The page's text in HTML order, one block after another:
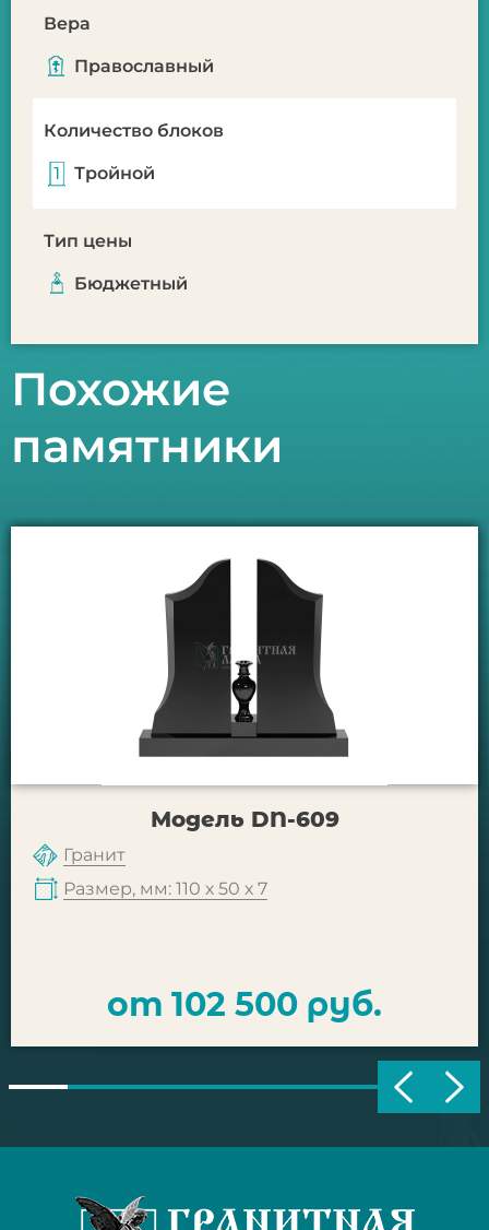
Вера
Православный
Количество блоков
Тройной
Тип цены
Бюджетный
Похожие
памятники
Модель DN-609
Гранит
Размер, мм: 110 х 50 х 7
от 102 500 руб.